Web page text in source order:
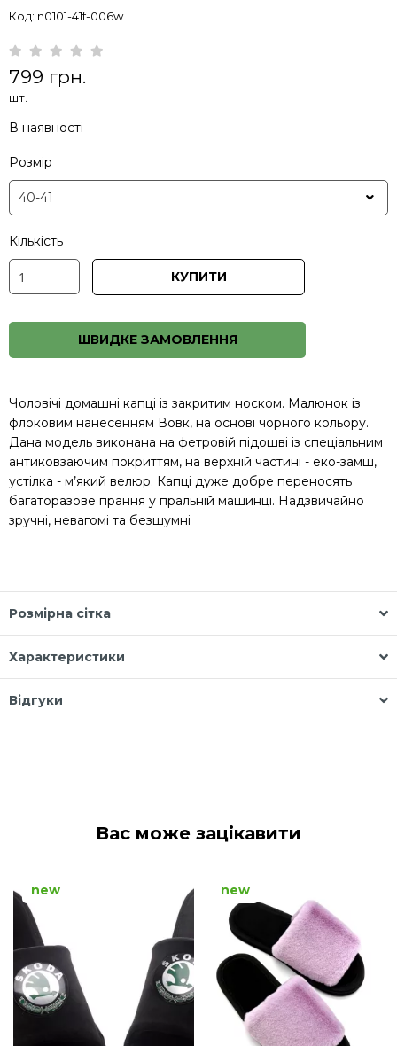
Код: n0101-41f-006w
799 грн.
шт.
В наявності
Розмір
Кількість
КУПИТИ
ШВИДКЕ ЗАМОВЛЕННЯ
Чоловічі домашні капці із закритим носком. Малюнок із
флоковим нанесенням Вовк, на основі чорного кольору.
Дана модель виконана на фетровій підошві із спеціальним
антиковзаючим покриттям, на верхній частині - еко-замш,
устілка - м’який велюр. Капці дуже добре переносять
багаторазове прання у пральній машинці. Надзвичайно
зручні, невагомі та безшумні
Розмірна сітка
Характеристики
Відгуки
Вас може зацікавити
new new